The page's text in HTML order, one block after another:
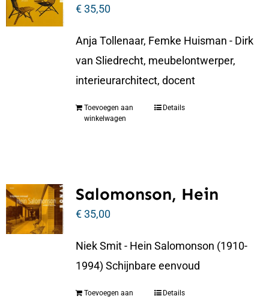
€35,50
Anja Tollenaar, Femke Huisman - Dirk
van Sliedrecht, meubelontwerper,
interieurarchitect, docent
Toevoegen aan
winkelwagen
Details
Salomonson, Hein
€35,00
Niek Smit - Hein Salomonson (1910-
1994) Schijnbare eenvoud
Toevoegen aan
Details